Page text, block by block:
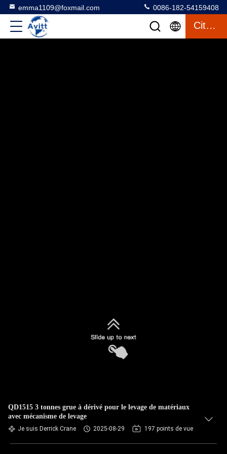
emma1109@foxmail.com 0086-182-54159408
Citation
QD1515 3 tonnes grue à dérivé pour le levage de matériaux
avec mécanisme de levage
Je suis Derrick Crane 2025-08-29 197 points de vue